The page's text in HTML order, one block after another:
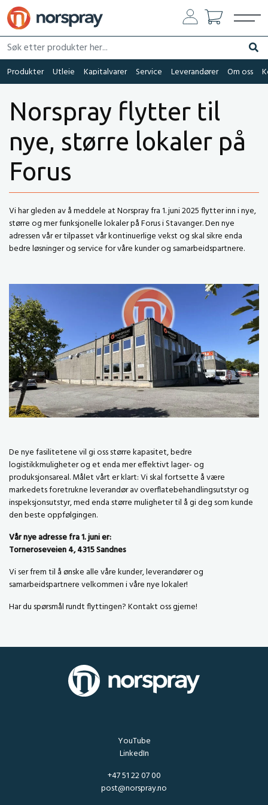
Søk etter produkter her...
Søk
Produkter Utleie Kapitalvarer Service Leverandører Om oss
Norspray flytter til
nye, større lokaler på
Forus
Vi har gleden av å meddele at Norspray fra 1. juni 2025 flytter inn i nye,
større og mer funksjonelle lokaler på Forus i Stavanger. Den nye
adressen vår er tilpasset vår kontinuerlige vekst og skal sikre enda
bedre løsninger og service for våre kunder og samarbeidspartnere.
De nye fasilitetene vil gi oss større kapasitet, bedre
logistikkmuligheter og et enda mer effektivt lager- og
produksjonsareal. Målet vårt er klart: Vi skal fortsette å være
markedets foretrukne leverandør av overflatebehandlingsutstyr og
inspeksjonsutstyr, med enda større muligheter til å gi deg som kunde
den beste oppfølgingen.
Vår nye adresse fra 1. juni er:
Torneroseveien 4, 4315 Sandnes
Vi ser frem til å ønske alle våre kunder, leverandører og
samarbeidspartnere velkommen i våre nye lokaler!
Har du spørsmål rundt flyttingen? Kontakt oss gjerne!
YouTube
LinkedIn
+47 51 22 07 00
post@norspray.no